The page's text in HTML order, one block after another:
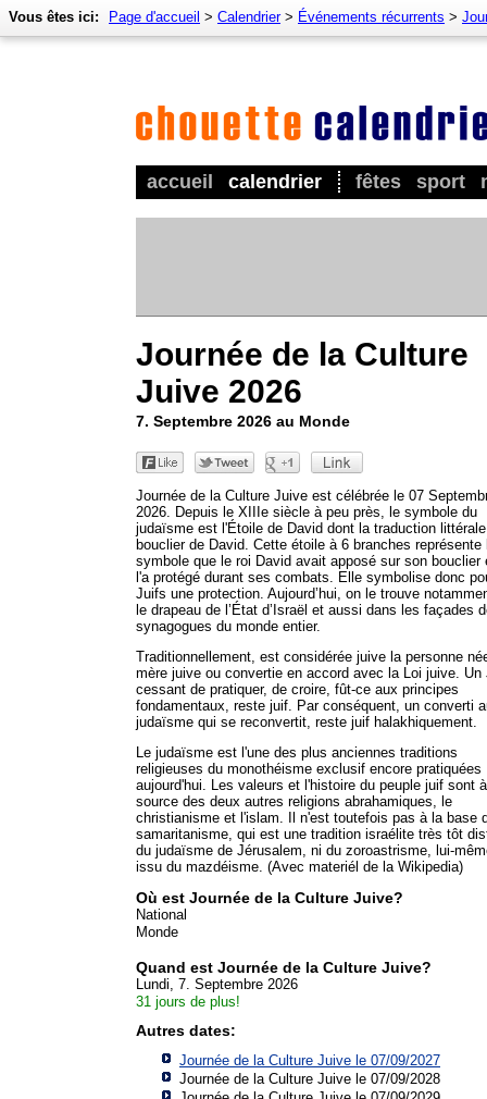
accueil calendrier fêtes sport
Vous êtes ici: Page d'accueil > Calendrier> Événements récurrents >
Journée de la Culture
Juive 2026
7. Septembre 2026 au Monde
Journée de la Culture Juive est célébrée le 07
2026. Depuis le XIIIe siècle à peu près, le symbole du
judaïsme est l'Étoile de David dont la traduction
bouclier de David. Cette étoile à 6 branches représente
symbole que le roi David avait apposé sur son bouclier
l'a protégé durant ses combats. Elle symbolise donc
Juifs une protection. Aujourd’hui, on le trouve
le drapeau de l’État d’Israël et aussi dans les façades
synagogues du monde entier.
Traditionnellement, est considérée juive la personne
mère juive ou convertie en accord avec la Loi juive. Un
cessant de pratiquer, de croire, fût-ce aux principes
fondamentaux, reste juif. Par conséquent, un converti
judaïsme qui se reconvertit, reste juif halakhiquement.
Le judaïsme est l'une des plus anciennes traditions
religieuses du monothéisme exclusif encore pratiquées
aujourd'hui. Les valeurs et l'histoire du peuple juif sont
source des deux autres religions abrahamiques, le
christianisme et l'islam. Il n'est toutefois pas à la base
samaritanisme, qui est une tradition israélite très tôt
du judaïsme de Jérusalem, ni du zoroastrisme, lui-
issu du mazdéisme. (Avec materiél de la Wikipedia)
Où est Journée de la Culture Juive?
National
Monde
Quand est Journée de la Culture Juive?
Lundi, 7. Septembre 2026
31 jours de plus!
Autres dates:
Journée de la Culture Juive le 07/09/2027
Journée de la Culture Juive le 07/09/2028